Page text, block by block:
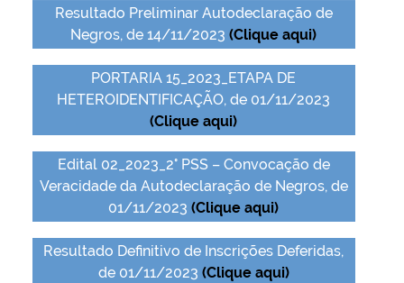
Resultado Preliminar Autodeclaração de
Negros, de 14/11/2023(Clique aqui)
PORTARIA 15_2023_ETAPA DE
HETEROIDENTIFICAÇÃO, de 01/11/2023
(Clique aqui)
Edital 02_2023_2° PSS – Convocação de
Veracidade da Autodeclaração de Negros, de
01/11/2023(Clique aqui)
Resultado Definitivo de Inscrições Deferidas,
de 01/11/2023 (Clique aqui)